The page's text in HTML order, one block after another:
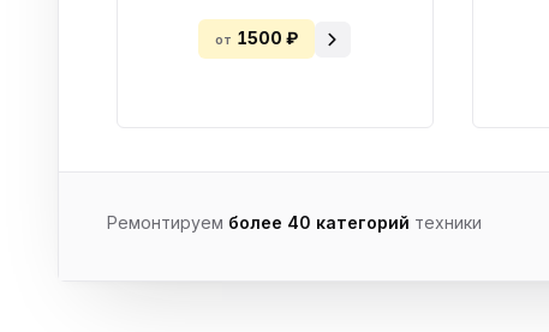
от 1500 ₽
Ремонтируем более 40 категорий техники